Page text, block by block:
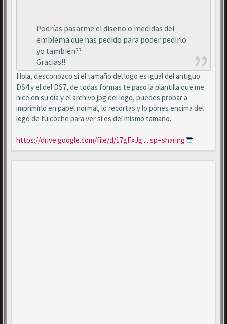
Podrías pasarme el diseño o medidas del
emblema que has pedido para poder pedirlo
yo también??
Gracias!!
Hola, desconozco si el tamaño del logo es igual del antiguo
DS4 y el del DS7, de todas formas te paso la plantilla que me
hice en su día y el archivo jpg del logo, puedes probar a
imprimirlo en papel normal, lo recortas y lo pones encima del
logo de tu coche para ver si es del mismo tamaño.
https://drive.google.com/file/d/17gFxJg ... sp=sharing